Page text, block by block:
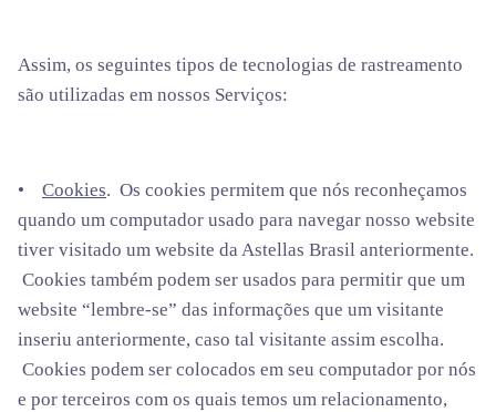
Assim, os seguintes tipos de tecnologias de rastreamento
são utilizadas em nossos Serviços:
• Cookies. Os cookies permitem que nós reconheçamos
quando um computador usado para navegar nosso website
tiver visitado um website da Astellas Brasil anteriormente.
Cookies também podem ser usados para permitir que um
website “lembre-se” das informações que um visitante
inseriu anteriormente, caso tal visitante assim escolha.
Cookies podem ser colocados em seu computador por nós
e por terceiros com os quais temos um relacionamento,